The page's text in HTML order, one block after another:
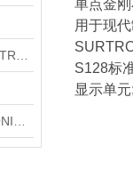
单点金
用于现
S128标
显示单